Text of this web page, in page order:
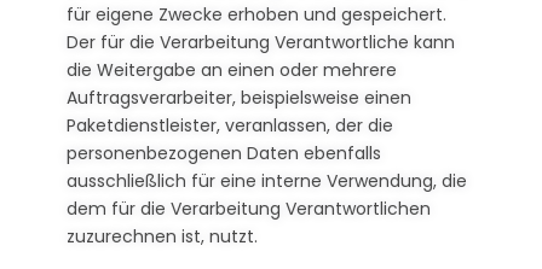
für eigene Zwecke erhoben und gespeichert.
Der für die Verarbeitung Verantwortliche kann
die Weitergabe an einen oder mehrere
Auftragsverarbeiter, beispielsweise einen
Paketdienstleister, veranlassen, der die
personenbezogenen Daten ebenfalls
ausschließlich für eine interne Verwendung, die
dem für die Verarbeitung Verantwortlichen
zuzurechnen ist, nutzt.